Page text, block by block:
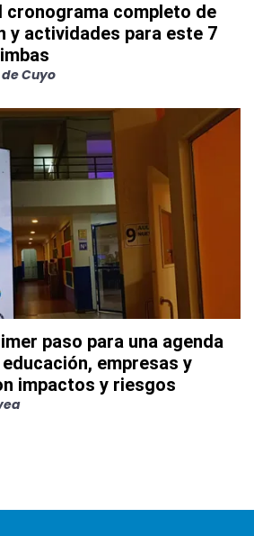
cronograma completo de
y actividades para este 7
Cuyo
paso para una agenda
empresas y
impactos y riesgos